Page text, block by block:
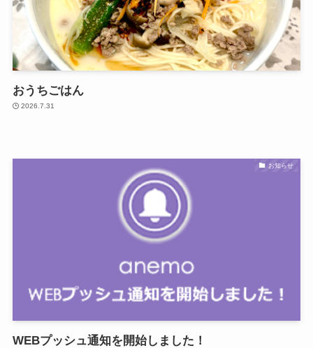
おうちごはん
2026.7.31
お知らせ
WEBプッシュ通知を開始しました！